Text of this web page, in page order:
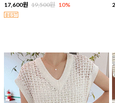
17,600원 19,500원 10%